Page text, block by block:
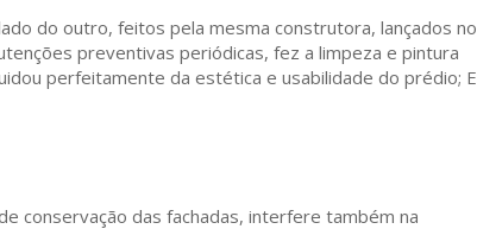
do outro, feitos pela mesma construtora, lançados no
preventivas periódicas, fez a limpeza e pintura
perfeitamente da estética e usabilidade do prédio; E
conservação das fachadas, interfere também na